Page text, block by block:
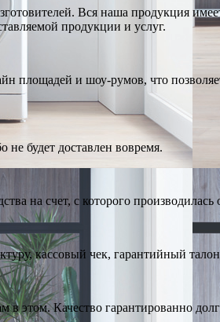
Вся наша продукция
продукции и услуг.
площадей и шоу-румов, что
не будет доставлен вовремя.
на счет, с которого производилась
кассовый чек, гарантийный
этом. Качество гарантированно